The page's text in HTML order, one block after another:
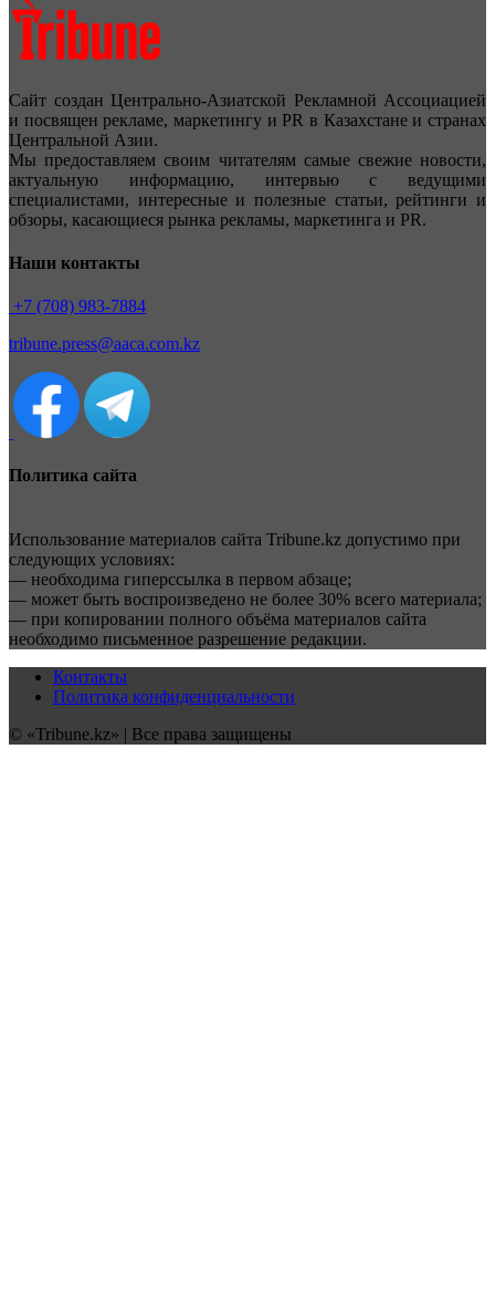
Сайт создан Центрально-Азиатской Рекламной Ассоциацией
и посвящен рекламе, маркетингу и PR в Казахстане и странах
Центральной Азии.
Мы предоставляем своим читателям самые свежие новости,
актуальную информацию, интервью с ведущими
специалистами, интересные и полезные статьи, рейтинги и
обзоры, касающиеся рынка рекламы, маркетинга и PR.
Наши контакты
+7 (708) 983-7884
tribune.press@aaca.com.kz
Политика сайта
Использование материалов сайта Tribune.kz допустимо при
следующих условиях:
— необходима гиперссылка в первом абзаце;
— может быть воспроизведено не более 30% всего материала;
— при копировании полного объёма материалов сайта
необходимо письменное разрешение редакции.
Контакты
Политика конфиденциальности
© «Tribune.kz» | Все права защищены